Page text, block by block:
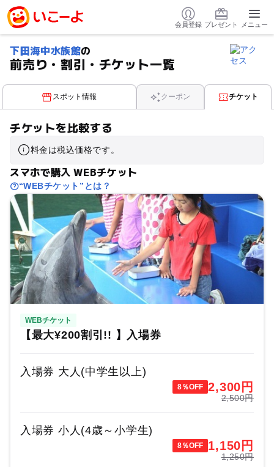
会員登録 プレゼント メニュー
下田海中水族館の
前売り・割引・チケット一覧
スポット情報 クーポン チケット
チケットを比較する
料金は税込価格です。
スマホで購入 WEBチケット
“WEBチケット”とは？
WEBチケット
【最大¥200割引!! 】入場券
入場券 大人(中学生以上)
8％OFF 2,300 円
2,500円
入場券 小人(4歳～小学生)
8％OFF 1,150 円
1,250円